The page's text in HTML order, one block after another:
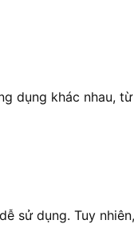
dụng khác
sử dụng. Tuy